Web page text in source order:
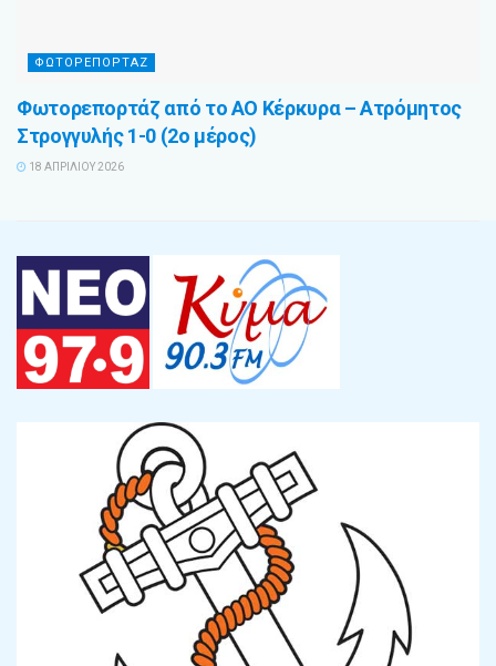
ΦΩΤΟΡΕΠΟΡΤΑΖ
Φωτορεπορτάζ από το ΑΟ Κέρκυρα – Ατρόμητος
Στρογγυλής 1-0 (2ο μέρος)
18 ΑΠΡΙΛΊΟΥ 2026